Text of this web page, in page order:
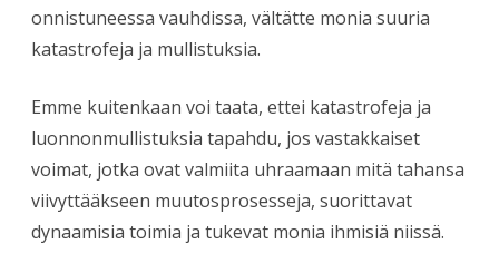
onnistuneessa vauhdissa, vältätte monia suuria
katastrofeja ja mullistuksia.
Emme kuitenkaan voi taata, ettei katastrofeja ja
luonnonmullistuksia tapahdu, jos vastakkaiset
voimat, jotka ovat valmiita uhraamaan mitä tahansa
viivyttääkseen muutosprosesseja, suorittavat
dynaamisia toimia ja tukevat monia ihmisiä niissä.